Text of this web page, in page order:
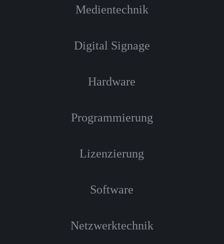
Medientechnik
Digital Signage
Hardware
Programmierung
Lizenzierung
Software
Netzwerktechnik